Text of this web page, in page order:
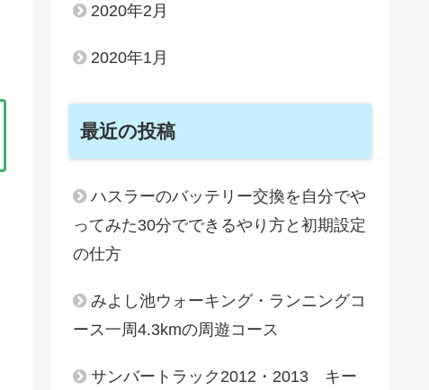
2020年2月
2020年1月
最近の投稿
ハスラーのバッテリー交換を自分でや
ってみた30分でできるやり方と初期設定
の仕方
みよし池ウォーキング・ランニングコ
ース一周4.3kmの周遊コース
サンバートラック2012・2013 キー